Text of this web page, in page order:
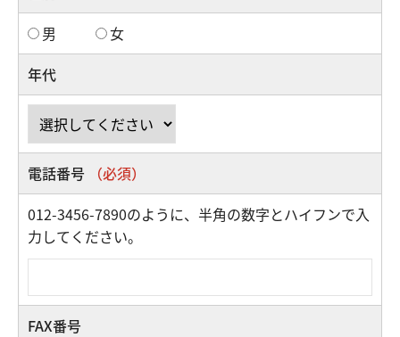
男
女
年代
電話番号
（必須）
012-3456-7890のように、半角の数字とハイフンで入
力してください。
FAX番号